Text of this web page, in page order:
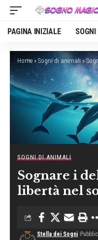
PAGINA INIZIALE
Home » Sogni di animali»
SOGNI DI ANIMALI
Sognare i
libertà nel
Stella dei Sogni